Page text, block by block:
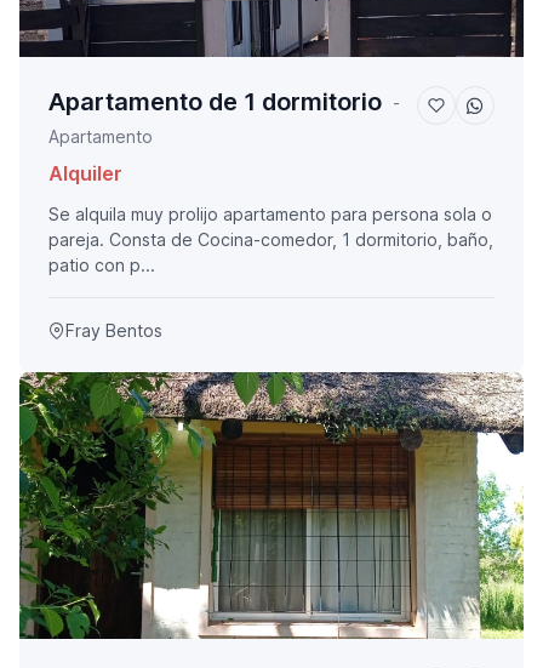
Apartamento de 1 dormitorio -
Apartamento
Alquiler
Se alquila muy prolijo apartamento para persona sola o
pareja. Consta de Cocina-comedor, 1 dormitorio, baño,
patio con p...
Fray Bentos